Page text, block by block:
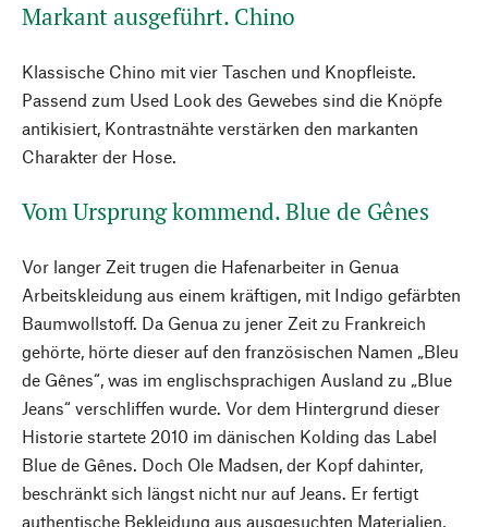
Markant ausgeführt. Chino
Klassische Chino mit vier Taschen und Knopfleiste.
Passend zum Used Look des Gewebes sind die Knöpfe
antikisiert, Kontrastnähte verstärken den markanten
Charakter der Hose.
Vom Ursprung kommend. Blue de Gênes
Vor langer Zeit trugen die Hafenarbeiter in Genua
Arbeitskleidung aus einem kräftigen, mit Indigo gefärbten
Baumwollstoff. Da Genua zu jener Zeit zu Frankreich
gehörte, hörte dieser auf den französischen Namen „Bleu
de Gênes“, was im englischsprachigen Ausland zu „Blue
Jeans“ verschliffen wurde. Vor dem Hintergrund dieser
Historie startete 2010 im dänischen Kolding das Label
Blue de Gênes. Doch Ole Madsen, der Kopf dahinter,
beschränkt sich längst nicht nur auf Jeans. Er fertigt
authentische Bekleidung aus ausgesuchten Materialien,